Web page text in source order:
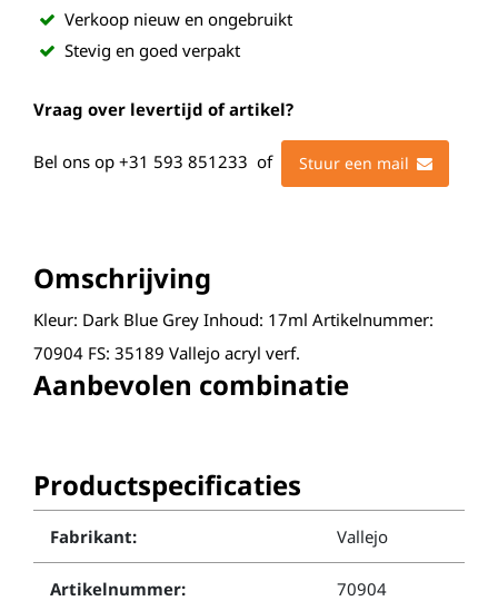
Verkoop nieuw en ongebruikt
Stevig en goed verpakt
Vraag over levertijd of artikel?
Bel ons op +31 593 851233 of Stuur een mail
Omschrijving
Kleur: Dark Blue Grey Inhoud: 17ml Artikelnummer:
70904 FS: 35189 Vallejo acryl verf.
Aanbevolen combinatie
Productspecificaties
Fabrikant: Vallejo
Artikelnummer: 70904